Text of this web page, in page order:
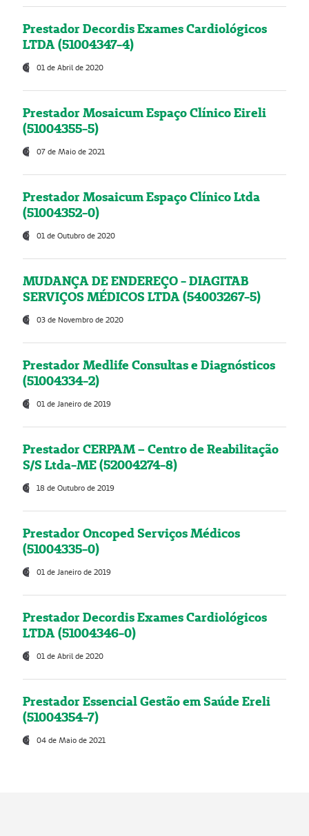
Prestador Decordis Exames Cardiológicos
LTDA (51004347-4)
01 de Abril de 2020
Prestador Mosaicum Espaço Clínico Eireli
(51004355-5)
07 de Maio de 2021
Prestador Mosaicum Espaço Clínico Ltda
(51004352-0)
01 de Outubro de 2020
MUDANÇA DE ENDEREÇO - DIAGITAB
SERVIÇOS MÉDICOS LTDA (54003267-5)
03 de Novembro de 2020
Prestador Medlife Consultas e Diagnósticos
(51004334-2)
01 de Janeiro de 2019
Prestador CERPAM – Centro de Reabilitação
S/S Ltda-ME (52004274-8)
18 de Outubro de 2019
Prestador Oncoped Serviços Médicos
(51004335-0)
01 de Janeiro de 2019
Prestador Decordis Exames Cardiológicos
LTDA (51004346-0)
01 de Abril de 2020
Prestador Essencial Gestão em Saúde Ereli
(51004354-7)
04 de Maio de 2021